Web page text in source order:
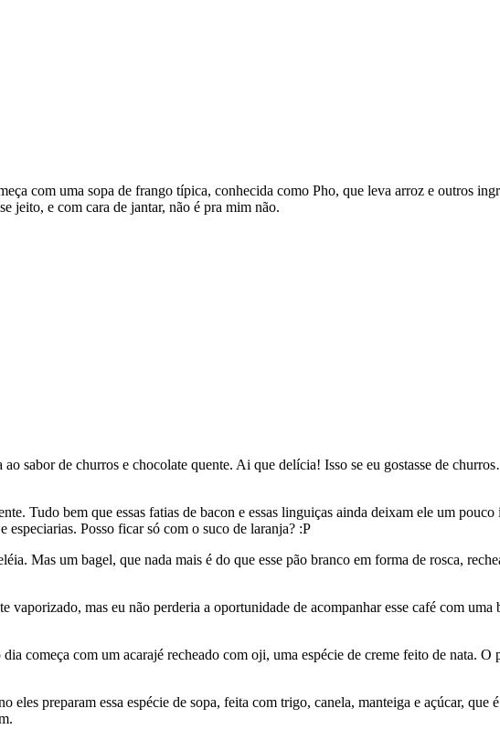
com uma sopa de frango típica, conhecida como Pho, que leva arroz e outros
jeito, e com cara de jantar, não é pra mim não.
ao sabor de churros e chocolate quente. Ai que delícia! Isso se eu gostasse de
Tudo bem que essas fatias de bacon e essas linguiças ainda deixam ele um
Posso ficar só com o suco de laranja? :P
Mas um bagel, que nada mais é do que esse pão branco em forma de rosca,
mas eu não perderia a oportunidade de acompanhar esse café com
começa com um acarajé recheado com oji, uma espécie de creme feito de nata. O
preparam essa espécie de sopa, feita com trigo, canela, manteiga e açúcar, que